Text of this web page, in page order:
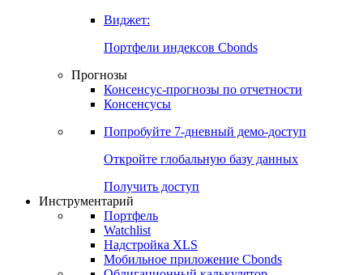
Виджет:
Портфели индексов Cbonds
Прогнозы
Консенсус-прогнозы по отчетности
Консенсусы
Попробуйте 7-дневный демо-доступ
Откройте глобальную базу данных
Получить доступ
Инструментарий
Портфель
Watchlist
Надстройка XLS
Мобильное приложение Cbonds